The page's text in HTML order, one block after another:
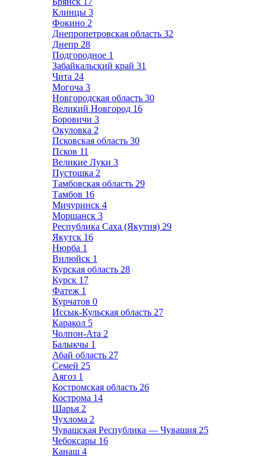
Клинцы 3
Фокино 2
Днепропетровская область 32
Днепр 28
Подгородное 1
Забайкальский край 31
Чита 24
Могоча 3
Новгородская область 30
Великий Новгород 16
Боровичи 3
Окуловка 2
Псковская область 30
Псков 11
Великие Луки 3
Пустошка 2
Тамбовская область 29
Тамбов 16
Мичуринск 4
Моршанск 3
Республика Саха (Якутия) 29
Якутск 16
Нюрба 1
Вилюйск 1
Курская область 28
Курск 17
Фатеж 1
Курчатов 0
Иссык-Кульская область 27
Каракол 5
Чолпон-Ата 2
Балыкчы 1
Абай область 27
Семей 25
Аягоз 1
Костромская область 26
Кострома 14
Шарья 2
Чухлома 2
Чувашская Республика — Чувашия 25
Чебоксары 16
Канаш 4